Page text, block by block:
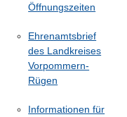
Öffnungszeiten
Ehrenamtsbrief
des Landkreises
Vorpommern-
Rügen
Informationen für